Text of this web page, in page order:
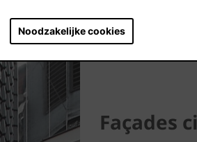
Noodzakelijke cookies
Façades